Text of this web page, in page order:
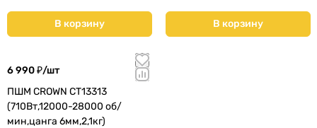
В корзину В корзину
6 990 ₽/шт
ПШМ CROWN CT13313
(710Вт,12000-28000 об/
мин,цанга 6мм,2,1кг)